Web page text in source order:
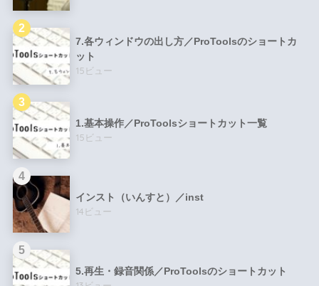
7.各ウィンドウの出し方／ProToolsのショートカ
ット
15ビュー
1.基本操作／ProToolsショートカット一覧
15ビュー
インスト（いんすと）／inst
14ビュー
5.再生・録音関係／ProToolsのショートカット